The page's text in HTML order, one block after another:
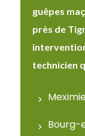
guêpes
près de
technicien
Bourg-